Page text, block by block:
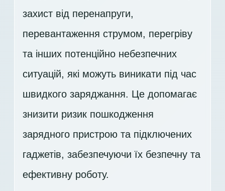
захист від перенапруги,
перевантаження струмом, перегріву
та інших потенційно небезпечних
ситуацій, які можуть виникати під час
швидкого заряджання. Це допомагає
знизити ризик пошкодження
зарядного пристрою та підключених
гаджетів, забезпечуючи їх безпечну та
ефективну роботу.